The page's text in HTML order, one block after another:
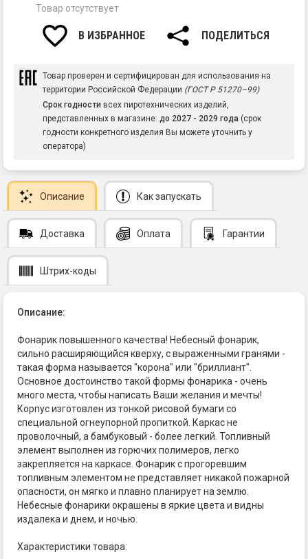
Товар отсутствует
В ИЗБРАННОЕ ПОДЕЛИТЬСЯ
Товар проверен и сертифицирован для использования на
территории Российской Федерации (ГОСТ Р 51270–99)
Срок годности всех пиротехнических изделий,
представленных в магазине: до 2027 - 2029 года (срок
годности конкретного изделия Вы можете уточнить у
оператора)
Описание Как запускать
Доставка Оплата Гарантии
Штрих-коды
Описание:
Фонарик повышенного качества! Небесный фонарик,
сильно расширяющийся кверху, с выраженными гранями -
такая форма называется "корона" или "бриллиант".
Основное достоинство такой формы фонарика - очень
много места, чтобы написать Ваши желания и мечты!
Корпус изготовлен из тонкой рисовой бумаги со
специальной огнеупорной пропиткой. Каркас не
проволочный, а бамбуковый - более легкий. Топливный
элемент выполнен из горючих полимеров, легко
закрепляется на каркасе. Фонарик с прогоревшим
топливным элементом не представляет никакой пожарной
опасности, он мягко и плавно планирует на землю.
Небесные фонарики окрашены в яркие цвета и видны
издалека и днем, и ночью.
Характеристики товара: